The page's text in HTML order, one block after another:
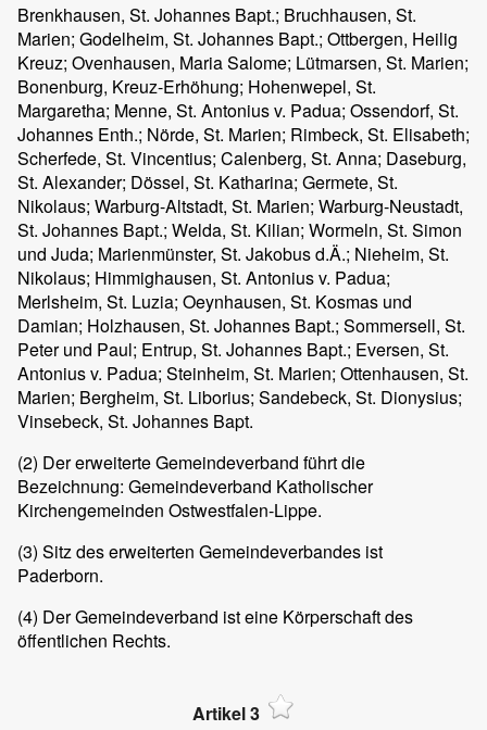
Brenkhausen, St. Johannes Bapt.; Bruchhausen, St.
Marien; Godelheim, St. Johannes Bapt.; Ottbergen, Heilig
Kreuz; Ovenhausen, Maria Salome; Lütmarsen, St. Marien;
Bonenburg, Kreuz-Erhöhung; Hohenwepel, St.
Margaretha; Menne, St. Antonius v. Padua; Ossendorf, St.
Johannes Enth.; Nörde, St. Marien; Rimbeck, St. Elisabeth;
Scherfede, St. Vincentius; Calenberg, St. Anna; Daseburg,
St. Alexander; Dössel, St. Katharina; Germete, St.
Nikolaus; Warburg-Altstadt, St. Marien; Warburg-Neustadt,
St. Johannes Bapt.; Welda, St. Kilian; Wormeln, St. Simon
und Juda; Marienmünster, St. Jakobus d.Ä.; Nieheim, St.
Nikolaus; Himmighausen, St. Antonius v. Padua;
Merlsheim, St. Luzia; Oeynhausen, St. Kosmas und
Damian; Holzhausen, St. Johannes Bapt.; Sommersell, St.
Peter und Paul; Entrup, St. Johannes Bapt.; Eversen, St.
Antonius v. Padua; Steinheim, St. Marien; Ottenhausen, St.
Marien; Bergheim, St. Liborius; Sandebeck, St. Dionysius;
Vinsebeck, St. Johannes Bapt.
(2) Der erweiterte Gemeindeverband führt die
Bezeichnung: Gemeindeverband Katholischer
Kirchengemeinden Ostwestfalen-Lippe.
(3) Sitz des erweiterten Gemeindeverbandes ist
Paderborn.
(4) Der Gemeindeverband ist eine Körperschaft des
öffentlichen Rechts.
Artikel 3